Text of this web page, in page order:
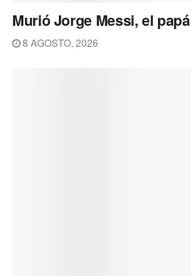
Murió Jorge Messi, el
8 AGOSTO, 2026